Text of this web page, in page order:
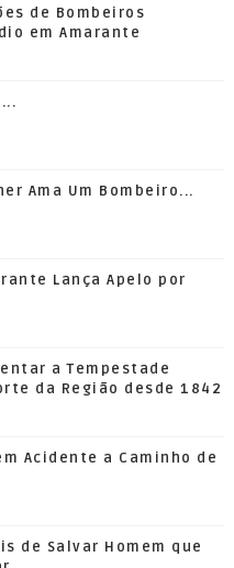
de Bombeiros
em Amarante
Ama Um Bombeiro...
Lança Apelo por
a Tempestade
da Região desde 1842
Acidente a Caminho de
de Salvar Homem que